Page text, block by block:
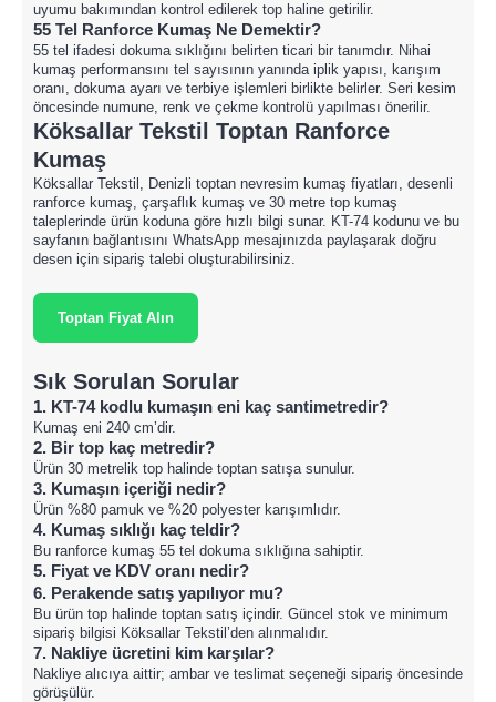
uyumu bakımından kontrol edilerek top haline getirilir.
55 Tel Ranforce Kumaş Ne Demektir?
55 tel ifadesi dokuma sıklığını belirten ticari bir tanımdır. Nihai
kumaş performansını tel sayısının yanında iplik yapısı, karışım
oranı, dokuma ayarı ve terbiye işlemleri birlikte belirler. Seri kesim
öncesinde numune, renk ve çekme kontrolü yapılması önerilir.
Köksallar Tekstil Toptan Ranforce
Kumaş
Köksallar Tekstil, Denizli toptan nevresim kumaş fiyatları, desenli
ranforce kumaş, çarşaflık kumaş ve 30 metre top kumaş
taleplerinde ürün koduna göre hızlı bilgi sunar. KT-74 kodunu ve bu
sayfanın bağlantısını WhatsApp mesajınızda paylaşarak doğru
desen için sipariş talebi oluşturabilirsiniz.
Toptan Fiyat Alın
Sık Sorulan Sorular
1. KT-74 kodlu kumaşın eni kaç santimetredir?
Kumaş eni 240 cm’dir.
2. Bir top kaç metredir?
Ürün 30 metrelik top halinde toptan satışa sunulur.
3. Kumaşın içeriği nedir?
Ürün %80 pamuk ve %20 polyester karışımlıdır.
4. Kumaş sıklığı kaç teldir?
Bu ranforce kumaş 55 tel dokuma sıklığına sahiptir.
5. Fiyat ve KDV oranı nedir?
6. Perakende satış yapılıyor mu?
Bu ürün top halinde toptan satış içindir. Güncel stok ve minimum
sipariş bilgisi Köksallar Tekstil’den alınmalıdır.
7. Nakliye ücretini kim karşılar?
Nakliye alıcıya aittir; ambar ve teslimat seçeneği sipariş öncesinde
görüşülür.